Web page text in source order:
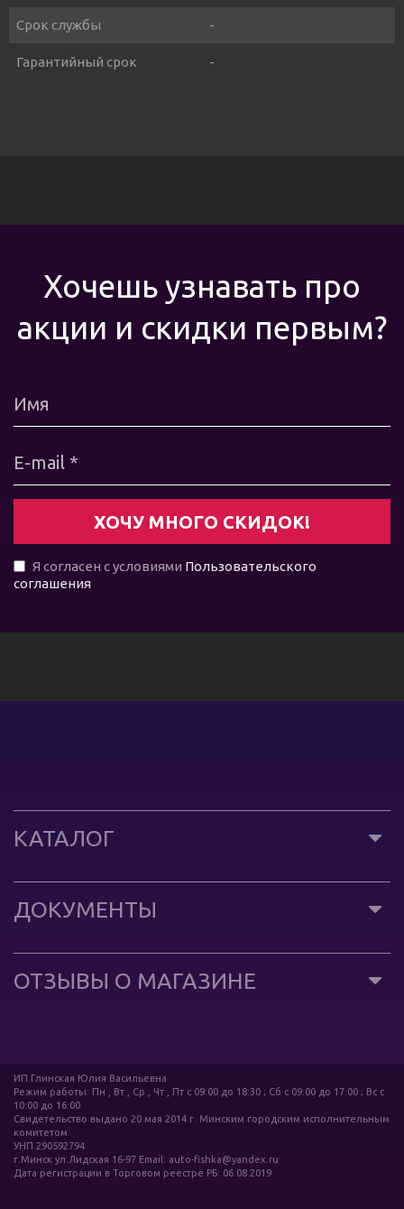
Срок службы -
Гарантийный срок -
Хочешь узнавать про
акции и скидки первым?
Я согласен с условиями Пользовательского
соглашения
КАТАЛОГ
ДОКУМЕНТЫ
ОТЗЫВЫ О МАГАЗИНЕ
ИП Глинская Юлия Васильевна
Режим работы: Пн , Вт , Ср , Чт , Пт c 09:00 до 18:30 ; Сб c 09:00 до 17:00 ; Вс c
10:00 до 16:00
Свидетельство выдано 20 мая 2014 г. Минским городским исполнительным
комитетом
УНП 290592794
г.Минск ул.Лидская 16-97 Email: auto-fishka@yandex.ru
Дата регистрации в Торговом реестре РБ: 06.08.2019